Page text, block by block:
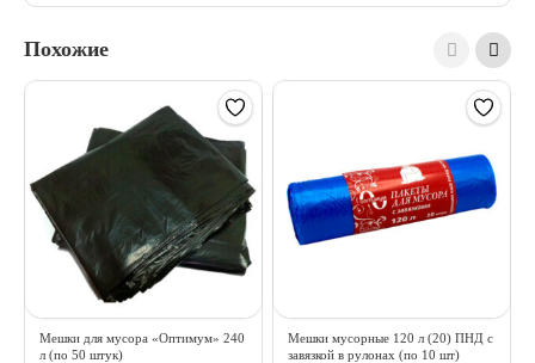
Похожие
Мешки для мусора «Оптимум» 240
л (по 50 штук)
Мешки мусорные 120 л (20) ПНД с
завязкой в рулонах (по 10 шт)